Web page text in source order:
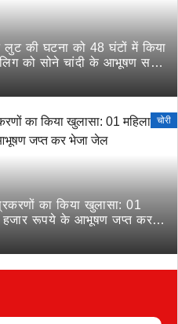
लुट की घटना को 48 घंटों में किया
को सोने चांदी के आभूषण सहित
चोरी
का किया खुलासा: 01
हजार रूपये के आभूषण जप्त कर